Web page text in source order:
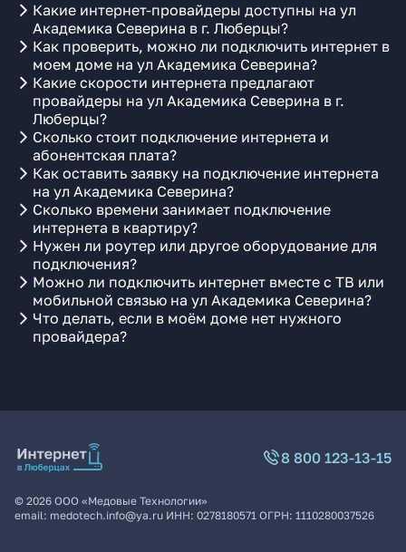
Какие интернет-провайдеры доступны на ул
Академика Северина в г. Люберцы?
Как проверить, можно ли подключить интернет в
моем доме на ул Академика Северина?
Какие скорости интернета предлагают
провайдеры на ул Академика Северина в г.
Люберцы?
Сколько стоит подключение интернета и
абонентская плата?
Как оставить заявку на подключение интернета
на ул Академика Северина?
Сколько времени занимает подключение
интернета в квартиру?
Нужен ли роутер или другое оборудование для
подключения?
Можно ли подключить интернет вместе с ТВ или
мобильной связью на ул Академика Северина?
Что делать, если в моём доме нет нужного
провайдера?
8 800 123-13-15
© 2026 ООО «Медовые Технологии»
email: medotech.info@ya.ru ИНН: 0278180571 ОГРН: 1110280037526